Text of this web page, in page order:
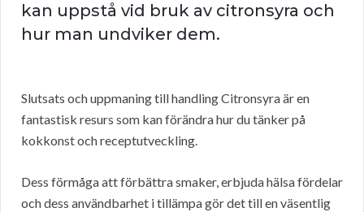
kan uppstå vid bruk av citronsyra och
hur man undviker dem.
Slutsats och uppmaning till handling Citronsyra är en
fantastisk resurs som kan förändra hur du tänker på
kokkonst och receptutveckling.
Dess förmåga att förbättra smaker, erbjuda hälsa fördelar
och dess användbarhet i tillämpa gör det till en väsentlig